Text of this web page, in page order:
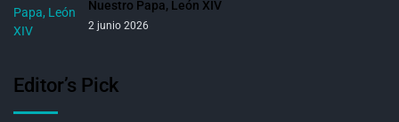
Nuestro Papa, León XIV
2 junio 2026
Editor’s Pick